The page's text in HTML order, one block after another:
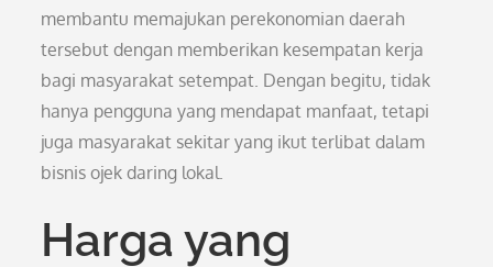
membantu memajukan perekonomian daerah
tersebut dengan memberikan kesempatan kerja
bagi masyarakat setempat. Dengan begitu, tidak
hanya pengguna yang mendapat manfaat, tetapi
juga masyarakat sekitar yang ikut terlibat dalam
bisnis ojek daring lokal.
Harga yang